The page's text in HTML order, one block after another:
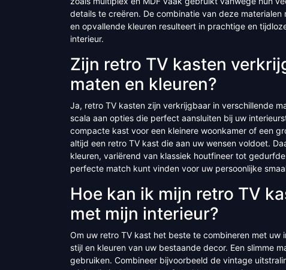
details te creëren. De combinatie van deze
en opvallende kleuren resulteert in prachtige en
interieur.
Zijn retro TV kasten
maten en kleuren?
Ja, retro TV kasten zijn verkrijgbaar in verschillende
scala aan opties die perfect aansluiten bij uw
compacte kast voor een kleinere woonkamer of een
altijd een retro TV kast die aan uw wensen voldoet.
kleuren, variërend van klassiek houtfineer tot
perfecte match kunt vinden voor uw persoonlijke
Hoe kan ik mijn retro TV
met mijn interieur?
Om uw retro TV kast het beste te combineren met
stijl en kleuren van uw bestaande decor. Een slimme
gebruiken. Combineer bijvoorbeeld de vintage